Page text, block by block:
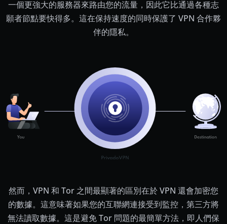
一個更強大的服務器來路由您的流量，因此它比通過各種志
願者節點要快得多。這在保持速度的同時保護了 VPN 合作夥
伴的隱私。
然而，VPN 和 Tor 之間最顯著的區別在於 VPN 還會加密您
的數據。這意味著如果您的互聯網連接受到監控，第三方將
無法讀取數據。這是避免 Tor 問題的最簡單方法，即人們保